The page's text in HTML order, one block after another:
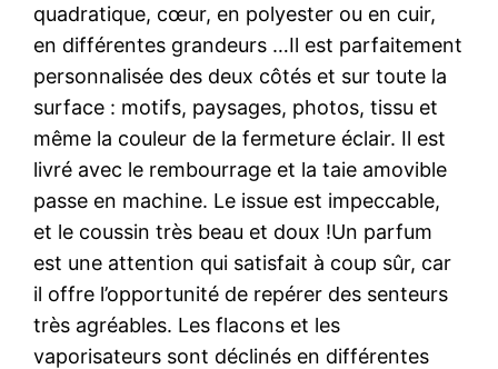
quadratique, cœur, en polyester ou en cuir,
en différentes grandeurs …Il est parfaitement
personnalisée des deux côtés et sur toute la
surface : motifs, paysages, photos, tissu et
même la couleur de la fermeture éclair. Il est
livré avec le rembourrage et la taie amovible
passe en machine. Le issue est impeccable,
et le coussin très beau et doux !Un parfum
est une attention qui satisfait à coup sûr, car
il offre l’opportunité de repérer des senteurs
très agréables. Les flacons et les
vaporisateurs sont déclinés en différentes